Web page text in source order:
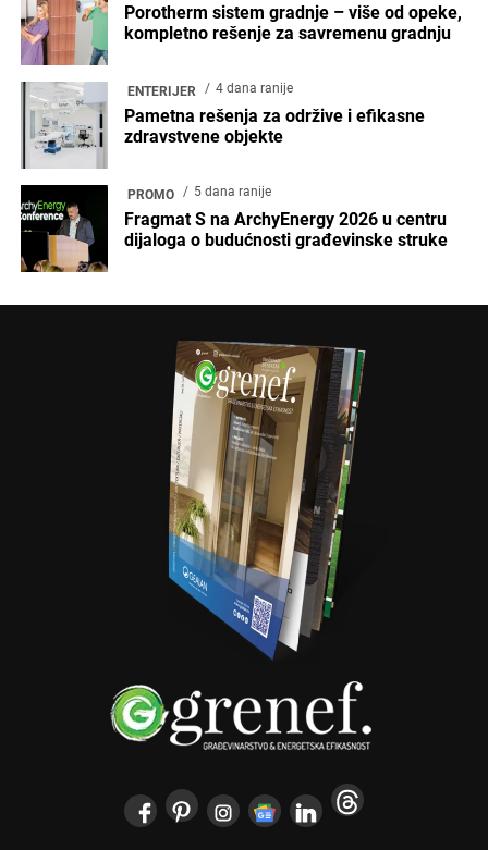
Porotherm sistem gradnje – više od opeke,
kompletno rešenje za savremenu gradnju
ENTERIJER 4 dana ranije
Pametna rešenja za održive i efikasne
zdravstvene objekte
PROMO 5 dana ranije
Fragmat S na ArchyEnergy 2026 u centru
dijaloga o budućnosti građevinske struke